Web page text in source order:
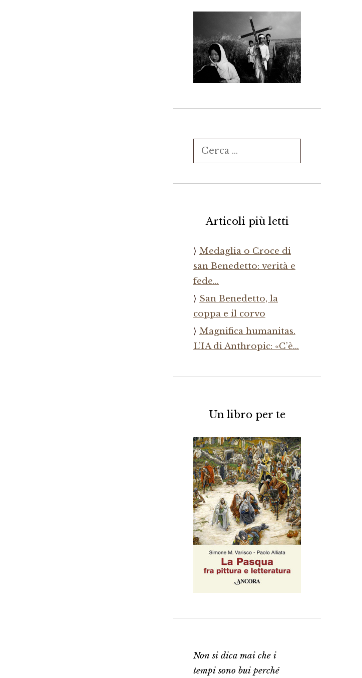
Ricerca
per:
Articoli più letti
Medaglia o Croce di
san Benedetto: verità e
fede…
San Benedetto, la
coppa e il corvo
Magnifica humanitas.
L’IA di Anthropic: «C’è…
Un libro per te
Non si dica mai che i
tempi sono bui perché